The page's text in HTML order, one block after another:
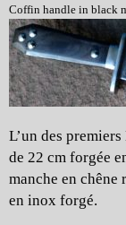
Coffin handle in black
L’un des
de 22 cm forgée
manche en
en inox forgé.